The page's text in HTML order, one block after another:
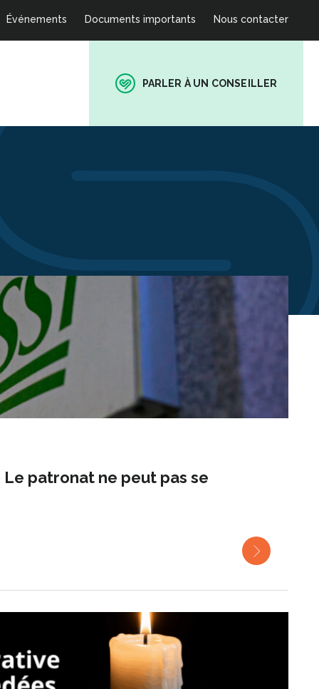
Événements Documents importants Nous contacter
PARLER À UN CONSEILLER
Le patronat ne peut pas se